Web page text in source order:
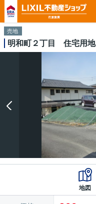
売地
明和町２丁目 住宅用地
地図